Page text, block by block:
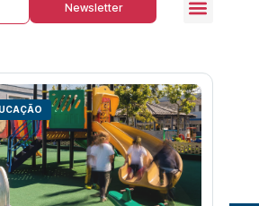
Newsletter